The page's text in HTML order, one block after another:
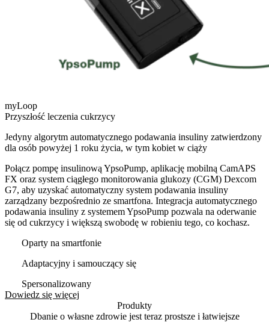
myLoop
Przyszłość leczenia cukrzycy
Jedyny algorytm automatycznego podawania insuliny zatwierdzony
dla osób powyżej 1 roku życia, w tym kobiet w ciąży
Połącz pompę insulinową YpsoPump, aplikację mobilną CamAPS
FX oraz system ciągłego monitorowania glukozy (CGM) Dexcom
G7, aby uzyskać automatyczny system podawania insuliny
zarządzany bezpośrednio ze smartfona. Integracja automatycznego
podawania insuliny z systemem YpsoPump pozwala na oderwanie
się od cukrzycy i większą swobodę w robieniu tego, co kochasz.
Oparty na smartfonie
Adaptacyjny i samouczący się
Spersonalizowany
Dowiedz się więcej
Produkty
Dbanie o własne zdrowie jest teraz prostsze i łatwiejsze